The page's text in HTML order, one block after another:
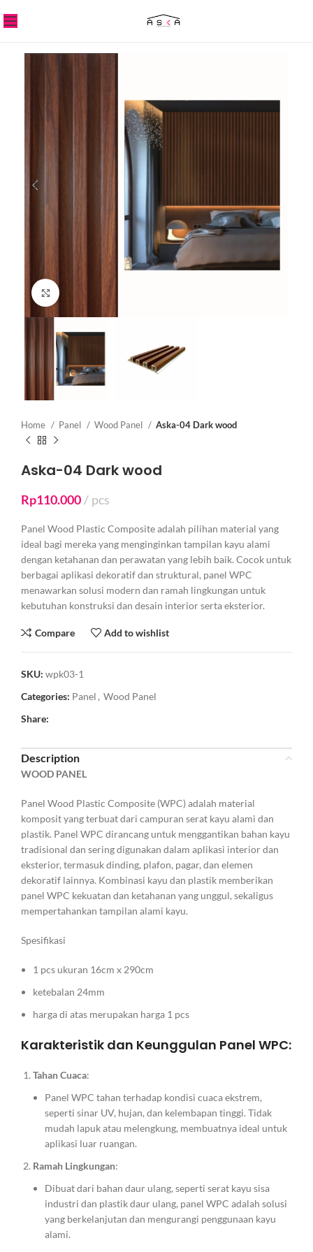
Home Panel Wood Panel Aska-04 Dark wood
Aska-04 Dark wood
Rp110.000 pcs
Panel Wood Plastic Composite adalah pilihan material yang
ideal bagi mereka yang menginginkan tampilan kayu alami
dengan ketahanan dan perawatan yang lebih baik. Cocok untuk
berbagai aplikasi dekoratif dan struktural, panel WPC
menawarkan solusi modern dan ramah lingkungan untuk
kebutuhan konstruksi dan desain interior serta eksterior.
Compare Add to wishlist
SKU: wpk03-1
Categories: Panel , Wood Panel
Share:
Description
WOOD PANEL
Panel Wood Plastic Composite (WPC) adalah material
komposit yang terbuat dari campuran serat kayu alami dan
plastik. Panel WPC dirancang untuk menggantikan bahan kayu
tradisional dan sering digunakan dalam aplikasi interior dan
eksterior, termasuk dinding, plafon, pagar, dan elemen
dekoratif lainnya. Kombinasi kayu dan plastik memberikan
panel WPC kekuatan dan ketahanan yang unggul, sekaligus
mempertahankan tampilan alami kayu.
Spesifikasi
1 pcs ukuran 16cm x 290cm
ketebalan 24mm
harga di atas merupakan harga 1 pcs
Karakteristik dan Keunggulan Panel WPC:
Tahan Cuaca:
Panel WPC tahan terhadap kondisi cuaca ekstrem,
seperti sinar UV, hujan, dan kelembapan tinggi. Tidak
mudah lapuk atau melengkung, membuatnya ideal untuk
aplikasi luar ruangan.
Ramah Lingkungan:
Dibuat dari bahan daur ulang, seperti serat kayu sisa
industri dan plastik daur ulang, panel WPC adalah solusi
yang berkelanjutan dan mengurangi penggunaan kayu
alami.